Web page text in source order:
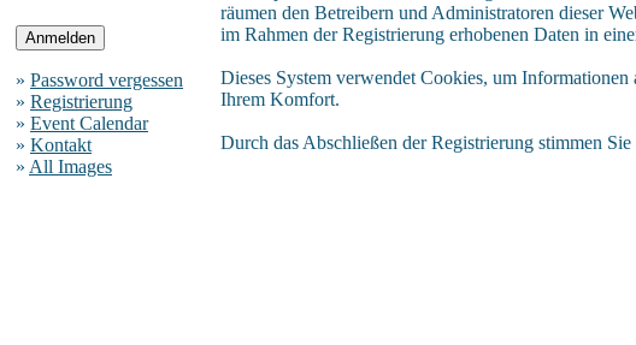
» Password vergessen
» Registrierung
» Event Calendar
» Kontakt
» All Images
räumen den Betreibern und Administratoren dieser
im Rahmen der Registrierung erhobenen Daten in
Dieses System verwendet Cookies, um
Ihrem Komfort.
Durch das Abschließen der Registrierung stimmen